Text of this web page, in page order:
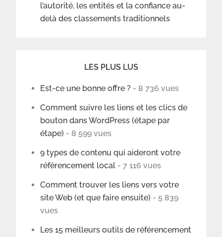
l’autorité, les entités et la confiance au-
delà des classements traditionnels
LES PLUS LUS
Est-ce une bonne offre ? - 8 736 vues
Comment suivre les liens et les clics de
bouton dans WordPress (étape par
étape) - 8 599 vues
9 types de contenu qui aideront votre
référencement local - 7 116 vues
Comment trouver les liens vers votre
site Web (et que faire ensuite) - 5 839
vues
Les 15 meilleurs outils de référencement